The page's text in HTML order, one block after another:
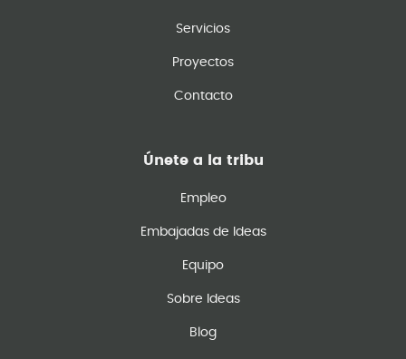
Servicios
Proyectos
Contacto
Únete a la tribu
Empleo
Embajadas de Ideas
Equipo
Sobre Ideas
Blog